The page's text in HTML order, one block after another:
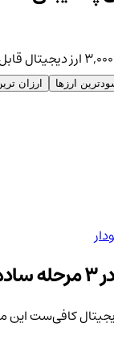
ارزها ارزان
کافی‌ست این